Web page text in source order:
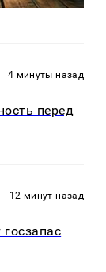
4 минуты назад
перед
12 минут назад